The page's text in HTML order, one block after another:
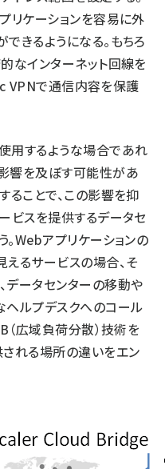
リケーションを容易に外
きるようになる。もちろ
なインターネット回線を
VPNで通信内容を保護
用するような場合であれ
響を及ぼす可能性があ
ることで、この影響を抑
ビスを提供するデータセ
Webアプリケーションの
るサービスの場合、そ
データセンターの移動や
ヘルプデスクへのコール
（広域負荷分散）技術を
れる場所の違いをエン